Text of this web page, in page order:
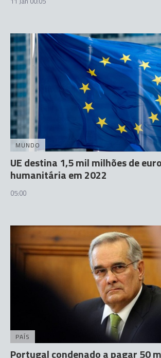
MUNDO
UE destina 1,5 mil milhões de
humanitária em 2022
05:00
PAÍS
Portugal condenado a pagar 50